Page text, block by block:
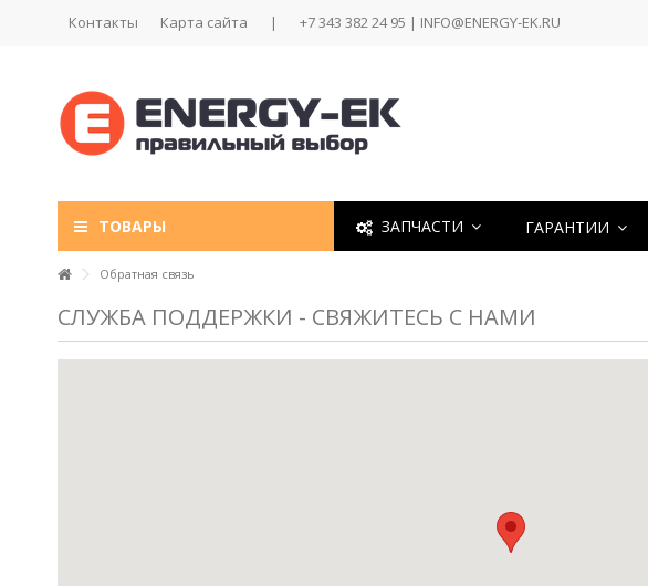
Контакты Карта сайта | +7 343 382 24 95 | INFO@ENERGY-EK.RU
ТОВАРЫ ЗАПЧАСТИ ГАРАНТИИ
Обратная связь
СЛУЖБА ПОДДЕРЖКИ - СВЯЖИТЕСЬ С НАМИ